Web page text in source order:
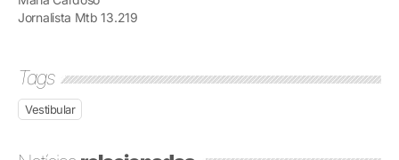
Jornalista Mtb 13.219
Tags
Vestibular